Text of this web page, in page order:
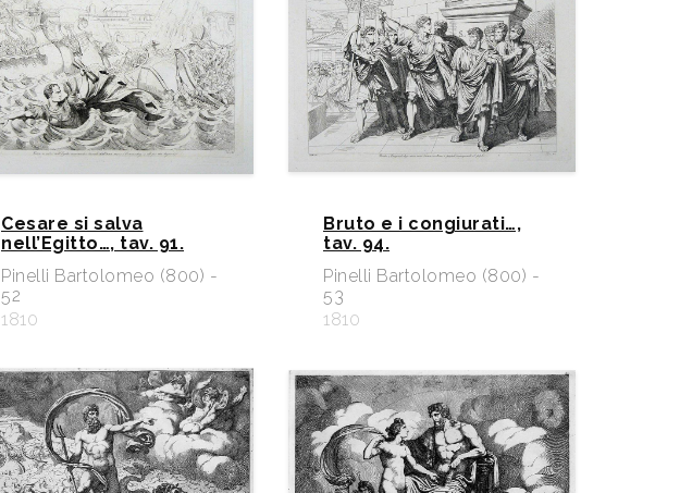
Cesare si salva
nell’Egitto…, tav. 91.
Pinelli Bartolomeo (800) -
52
1810
Bruto e i congiurati…,
tav. 94.
Pinelli Bartolomeo (800) -
53
1810